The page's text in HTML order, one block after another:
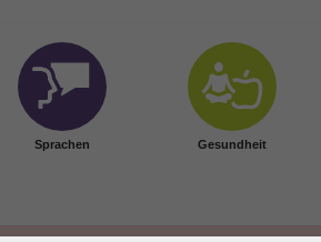
Sprachen Gesundheit